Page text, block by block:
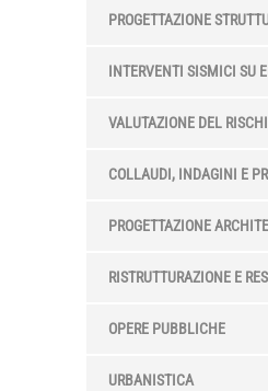
PROGETTAZIONE
INTERVENTI SISMICI SU
VALUTAZIONE DEL
COLLAUDI, INDAGINI E
PROGETTAZIONE
RISTRUTTURAZIONE E
OPERE PUBBLICHE
URBANISTICA